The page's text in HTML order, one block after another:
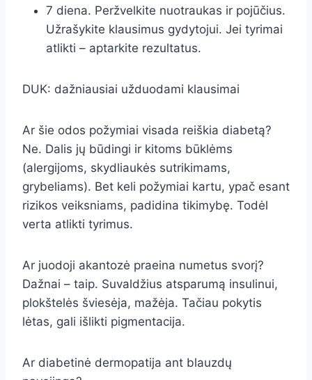
7 diena. Peržvelkite nuotraukas ir pojūčius.
Užrašykite klausimus gydytojui. Jei tyrimai
atlikti – aptarkite rezultatus.
DUK: dažniausiai užduodami klausimai
Ar šie odos požymiai visada reiškia diabetą?
Ne. Dalis jų būdingi ir kitoms būklėms
(alergijoms, skydliaukės sutrikimams,
grybeliams). Bet keli požymiai kartu, ypač esant
rizikos veiksniams, padidina tikimybę. Todėl
verta atlikti tyrimus.
Ar juodoji akantozė praeina numetus svorį?
Dažnai – taip. Suvaldžius atsparumą insulinui,
plokštelės šviesėja, mažėja. Tačiau pokytis
lėtas, gali išlikti pigmentacija.
Ar diabetinė dermopatija ant blauzdų